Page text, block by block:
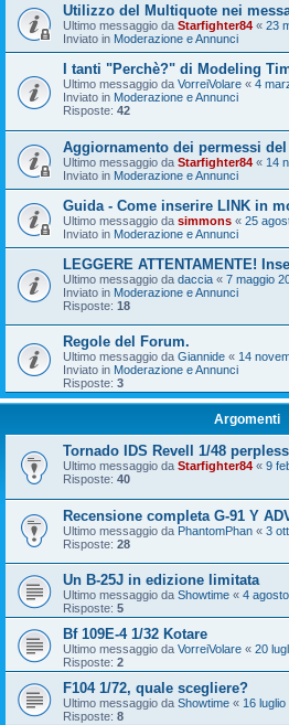
Utilizzo del Multiquote nei
Ultimo messaggio da Starfighter84 « 23
Inviato in Moderazione e Annunci
I tanti "Perchè?" di Modeling
Ultimo messaggio da VorreiVolare « 4
Inviato in Moderazione e Annunci
Risposte: 42
Aggiornamento dei permessi del
Ultimo messaggio da Starfighter84 « 14
Inviato in Moderazione e Annunci
Guida - Come inserire LINK in
Ultimo messaggio da simmons « 25
Inviato in Moderazione e Annunci
LEGGERE ATTENTAMENTE!
Ultimo messaggio da daccia « 7 maggio
Inviato in Moderazione e Annunci
Risposte: 18
Regole del Forum.
Ultimo messaggio da Giannide « 14
Inviato in Moderazione e Annunci
Risposte: 3
Argomenti
Tornado IDS Revell 1/48
Ultimo messaggio da Starfighter84 « 9
Risposte: 40
Recensione completa G-91 Y
Ultimo messaggio da PhantomPhan « 3
Risposte: 28
Un B-25J in edizione limitata
Ultimo messaggio da Showtime « 4
Risposte: 5
Bf 109E-4 1/32 Kotare
Ultimo messaggio da VorreiVolare « 20
Risposte: 2
F104 1/72, quale scegliere?
Ultimo messaggio da Showtime « 16
Risposte: 8